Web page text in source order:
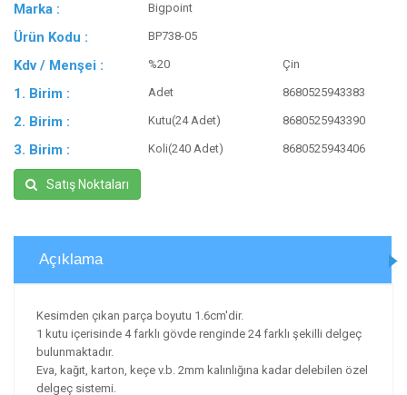
Marka : Bigpoint
Ürün Kodu : BP738-05
Kdv / Menşei : %20 Çin
1. Birim : Adet 8680525943383
2. Birim : Kutu(24 Adet) 8680525943390
3. Birim : Koli(240 Adet) 8680525943406
Satış Noktaları
Açıklama
Kesimden çıkan parça boyutu 1.6cm'dir.
1 kutu içerisinde 4 farklı gövde renginde 24 farklı şekilli delgeç
bulunmaktadır.
Eva, kağıt, karton, keçe v.b. 2mm kalınlığına kadar delebilen özel
delgeç sistemi.